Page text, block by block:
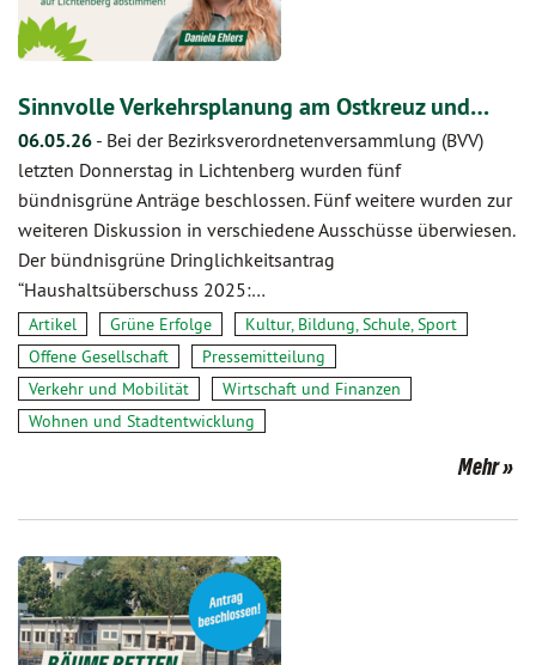
Sinnvolle Verkehrsplanung am Ostkreuz und…
06.05.26 - Bei der Bezirksverordnetenversammlung (BVV)
letzten Donnerstag in Lichtenberg wurden fünf
bündnisgrüne Anträge beschlossen. Fünf weitere wurden zur
weiteren Diskussion in verschiedene Ausschüsse überwiesen.
Der bündnisgrüne Dringlichkeitsantrag
“Haushaltsüberschuss 2025:…
Artikel Grüne Erfolge
Kultur, Bildung, Schule, Sport
Offene Gesellschaft
Pressemitteilung
Verkehr und Mobilität
Wirtschaft und Finanzen
Wohnen und Stadtentwicklung
Mehr